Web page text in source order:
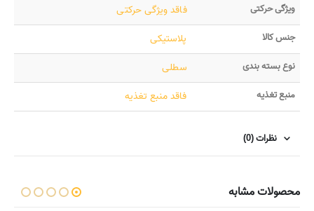
ویژگی حرکتی فاقد ویژگی حرکتی
جنس کالا پلاستیکی
نوع بسته بندی سطلی
منبع تغذیه فاقد منبع تغذیه
نظرات (0)
محصولات مشابه